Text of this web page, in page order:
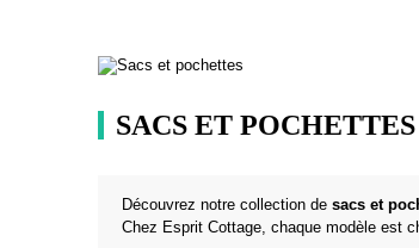
SACS ET POCHETTES
Découvrez notre collection de sacs et
Chez Esprit Cottage, chaque modèle est